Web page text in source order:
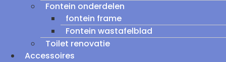
Fontein onderdelen
fontein frame
Fontein wastafelblad
Toilet renovatie
Accessoires